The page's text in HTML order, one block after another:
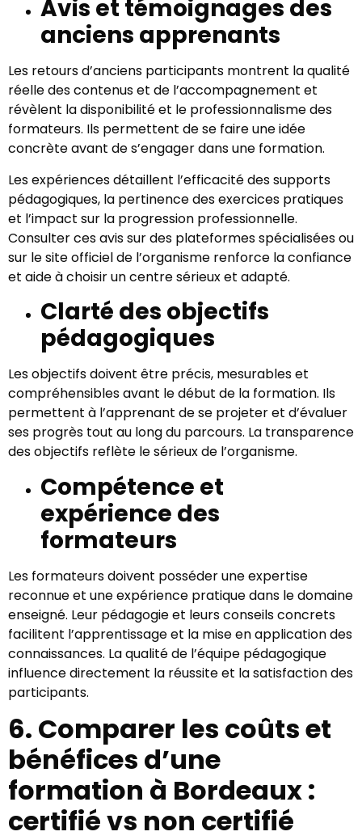
Avis et témoignages des
anciens apprenants
Les retours d’anciens participants montrent la qualité
réelle des contenus et de l’accompagnement et
révèlent la disponibilité et le professionnalisme des
formateurs. Ils permettent de se faire une idée
concrète avant de s’engager dans une formation.
Les expériences détaillent l’efficacité des supports
pédagogiques, la pertinence des exercices pratiques
et l’impact sur la progression professionnelle.
Consulter ces avis sur des plateformes spécialisées ou
sur le site officiel de l’organisme renforce la confiance
et aide à choisir un centre sérieux et adapté.
Clarté des objectifs
pédagogiques
Les objectifs doivent être précis, mesurables et
compréhensibles avant le début de la formation. Ils
permettent à l’apprenant de se projeter et d’évaluer
ses progrès tout au long du parcours. La transparence
des objectifs reflète le sérieux de l’organisme.
Compétence et
expérience des
formateurs
Les formateurs doivent posséder une expertise
reconnue et une expérience pratique dans le domaine
enseigné. Leur pédagogie et leurs conseils concrets
facilitent l’apprentissage et la mise en application des
connaissances. La qualité de l’équipe pédagogique
influence directement la réussite et la satisfaction des
participants.
6. Comparer les coûts et
bénéfices d’une
formation à Bordeaux :
certifié vs non certifié